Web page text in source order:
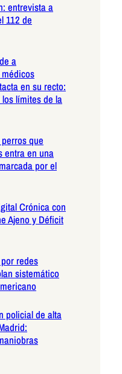
entrevista a
112 de
a
en su recto:
límites de la
que
entra en una
por el
Crónica con
Ajeno y Déficit
redes
sistemático
policial de alta